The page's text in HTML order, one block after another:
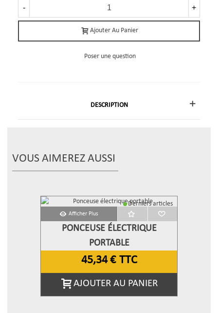
- +
Ajouter Au Panier
Poser une question
DESCRIPTION
VOUS AIMEREZ AUSSI
Derniers articles
Afficher Plus
PONCEUSE ÉLECTRIQUE
PORTABLE
45,34 € TTC
AJOUTER AU PANIER